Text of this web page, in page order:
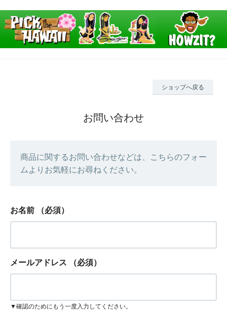
ショップへ戻る
お問い合わせ
商品に関するお問い合わせなどは、こちらのフォー
ムよりお気軽にお尋ねください。
お名前 （必須）
メールアドレス （必須）
▼確認のためにもう一度入力してください。